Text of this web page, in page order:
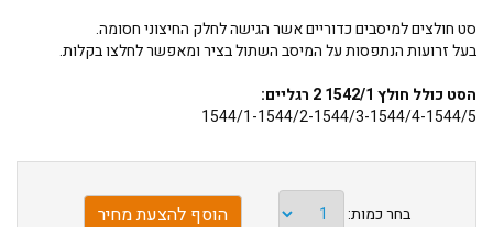
סט חולצים למיסבים כדוריים אשר הגישה לחלק החיצוני חסומה.
בעל זרועות הנתפסות על המיסב השתול בציר ומאפשר לחלצו בקלות.
הסט כולל חולץ 1542/1 2 רגליים:
1544/1-1544/2-1544/3-1544/4-1544/5
בחר כמות: